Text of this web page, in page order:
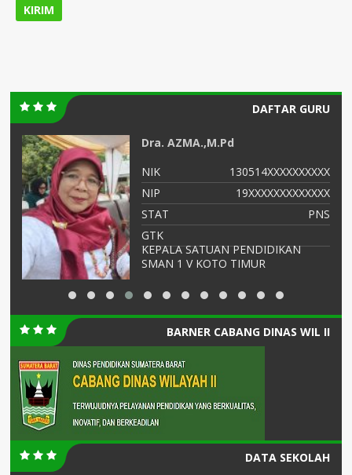
DAFTAR GURU
Dra. AZMA.,M.Pd
NIK
130514XXXXXXXXXX
NIP
19XXXXXXXXXXXXX
STAT
PNS
GTK
KEPALA SATUAN PENDIDIKAN
SMAN 1 V KOTO TIMUR
BARNER CABANG DINAS WIL II
DATA SEKOLAH